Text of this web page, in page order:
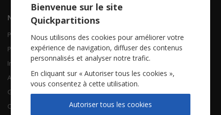
Navigation
Piano Chant
Piano Solo
Instruments solistes
Accordéon
Guitare
Chorales
Contactez-nous
Qui sommes-nous
FAQ
À propos
CGV
Bienvenue sur le site
Quickpartitions
Nous utilisons des cookies pour améliorer votre
expérience de navigation, diffuser des contenus
personnalisés et analyser notre trafic.
En cliquant sur « Autoriser tous les cookies »,
vous consentez à cette utilisation.
Autoriser tous les cookies